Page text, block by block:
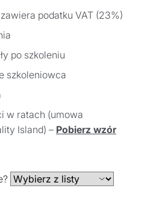
podatku VAT (23%)
po szkoleniu
szkoleniowca
w ratach (umowa
Island) – Pobierz wzór